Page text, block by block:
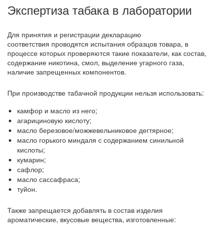
Экспертиза табака в лаборатории
Для принятия и регистрации декларацию
соответствия проводятся испытания образцов товара, в
процессе которых проверяются такие показатели, как состав,
содержание никотина, смол, выделение угарного газа,
наличие запрещенных компонентов.
При производстве табачной продукции нельзя использовать:
камфор и масло из него;
агарициновую кислоту;
масло березовое/можжевельниковое дегтярное;
масло горького миндаля с содержанием синильной
кислоты;
кумарин;
сафлор;
масло сассафраса;
туйон.
Также запрещается добавлять в состав изделия
ароматические, вкусовые вещества, изготовленные: